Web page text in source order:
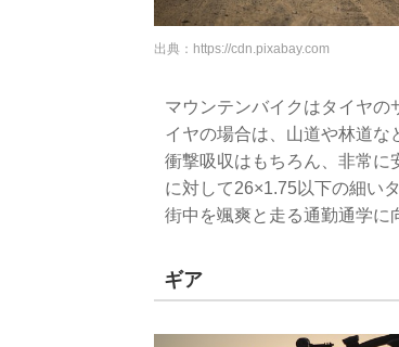
出典： https://cdn.pixabay.com
マウンテンバイクはタイヤの
イヤの場合は、山道や林道な
衝撃吸収はもちろん、非常に
に対して26×1.75以下の細い
街中を颯爽と走る通勤通学に
ギア